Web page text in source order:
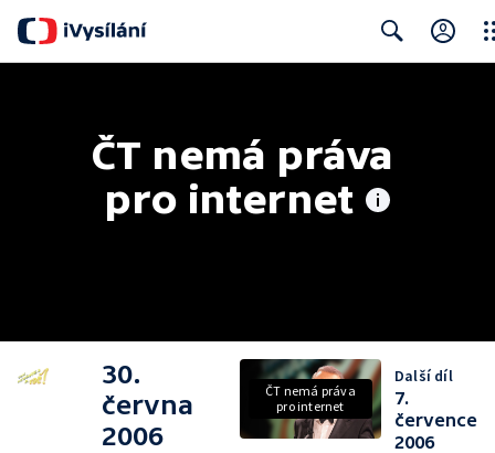
ČT nemá práva
pro internet
30.
června
2006
ČT nemá práva
pro internet
Další díl
7.
července
2006